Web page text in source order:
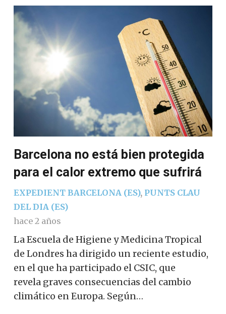
Barcelona no está bien protegida
para el calor extremo que sufrirá
EXPEDIENT BARCELONA (ES), PUNTS CLAU
DEL DIA (ES)
hace 2 años
La Escuela de Higiene y Medicina Tropical
de Londres ha dirigido un reciente estudio,
en el que ha participado el CSIC, que
revela graves consecuencias del cambio
climático en Europa. Según…